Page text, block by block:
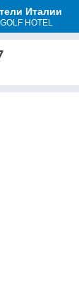
Италии
GOLF HOTEL